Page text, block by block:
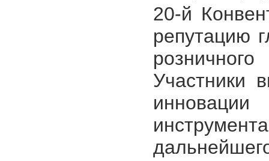
20-й
репутацию
Участники